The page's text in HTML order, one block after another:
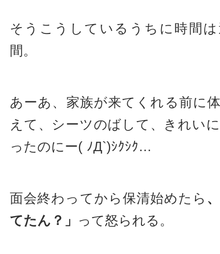
そうこうしているうちに時間
間。
あーあ、家族が来てくれる前に
えて、シーツのばして、きれい
ったのにー( ﾉД`)ｼｸｼｸ…
面会終わってから保清始めたら
てたん？」
って怒られる。